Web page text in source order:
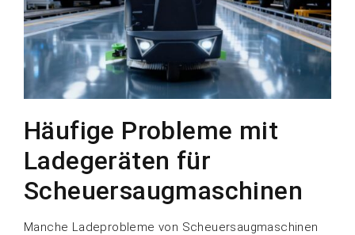
Häufige Probleme mit
Ladegeräten für
Scheuersaugmaschinen
Manche Ladeprobleme von Scheuersaugmaschinen